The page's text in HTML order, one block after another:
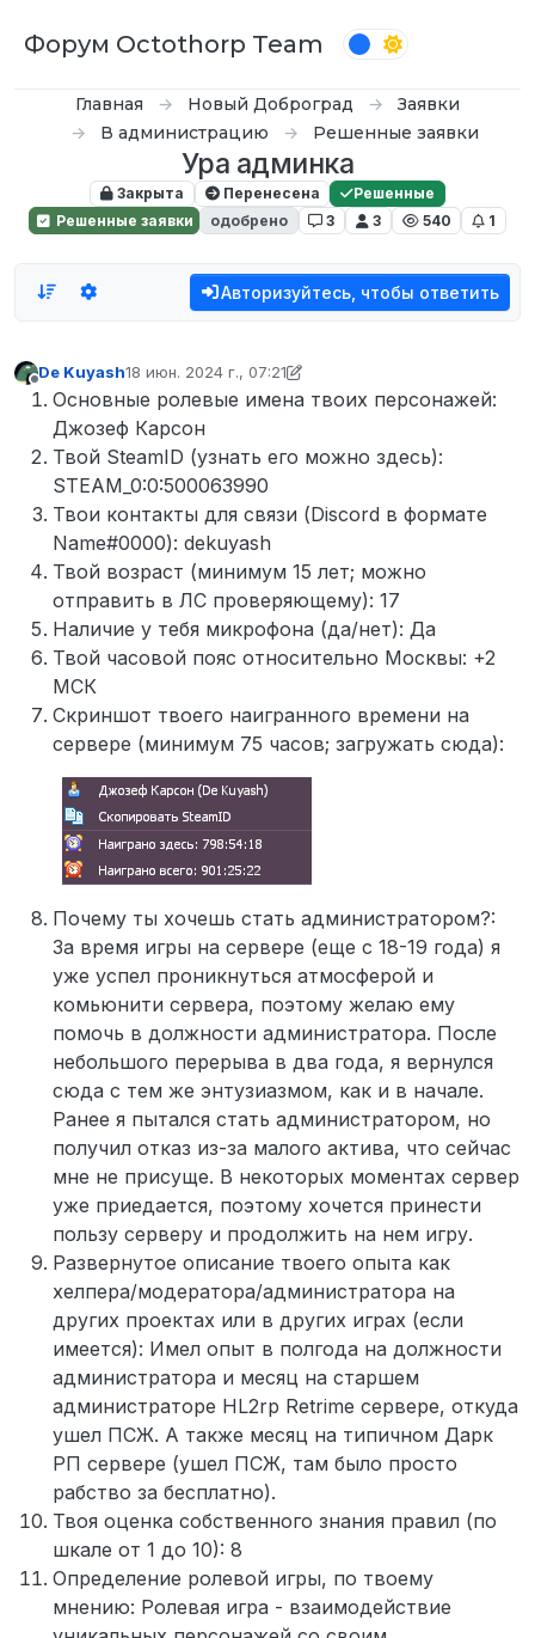
Форум Octothorp Team
Главная Новый Доброград
Заявки
В администрацию
Решенные заявки
Ура админка
Закрыта Перенесена
Решенные
Решенные заявки
одобрено 3 3 540 1
Авторизуйтесь, чтобы ответить
Не в сети
De Kuyash18 июн. 2024 г., 07:21
отредактировано inquizzy
Основные ролевые имена твоих персонажей:
Джозеф Карсон
Твой SteamID (узнать его можно здесь):
STEAM_0:0:500063990
Твои контакты для связи (Discord в формате
Name#0000): dekuyash
Твой возраст (минимум 15 лет; можно
отправить в ЛС проверяющему): 17
Наличие у тебя микрофона (да/нет): Да
Твой часовой пояс относительно Москвы: +2
МСК
Скриншот твоего наигранного времени на
сервере (минимум 75 часов; загружать сюда):
Почему ты хочешь стать администратором?:
За время игры на сервере (еще с 18-19 года) я
уже успел проникнуться атмосферой и
комьюнити сервера, поэтому желаю ему
помочь в должности администратора. После
небольшого перерыва в два года, я вернулся
сюда с тем же энтузиазмом, как и в начале.
Ранее я пытался стать администратором, но
получил отказ из-за малого актива, что сейчас
мне не присуще. В некоторых моментах сервер
уже приедается, поэтому хочется принести
пользу серверу и продолжить на нем игру.
Развернутое описание твоего опыта как
хелпера/модератора/администратора на
других проектах или в других играх (если
имеется): Имел опыт в полгода на должности
администратора и месяц на старшем
администраторе HL2rp Retrime сервере, откуда
ушел ПСЖ. А также месяц на типичном Дарк
РП сервере (ушел ПСЖ, там было просто
рабство за бесплатно).
Твоя оценка собственного знания правил (по
шкале от 1 до 10): 8
Определение ролевой игры, по твоему
мнению: Ролевая игра - взаимодействие